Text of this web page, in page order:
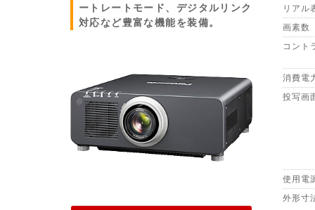
ートレートモード、デジタルリンク
対応など豊富な機能を装備。
リアル
画素数
コント
消費電
投写画
使用電
外形寸